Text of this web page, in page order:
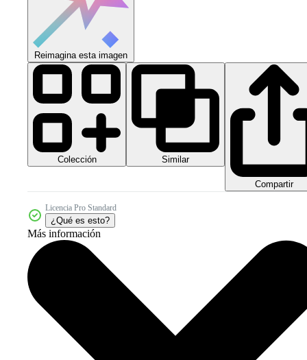
Reimagina esta imagen
Colección Similar
Compartir
Licencia Pro Standard
¿Qué es esto?
Más información